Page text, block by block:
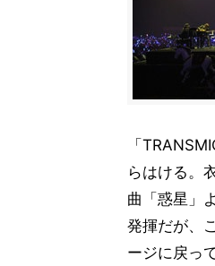
「
らはける。
曲「惑星」
発揮だが、
ージに戻っ